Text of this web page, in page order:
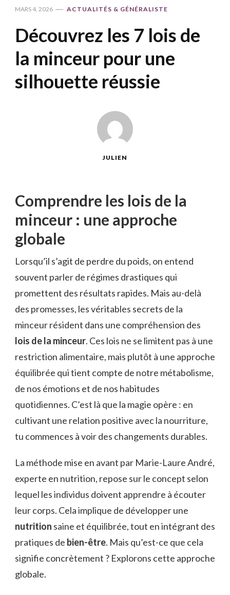
MARS 4, 2026 ACTUALITÉS & GÉNÉRALISTE
Découvrez les 7 lois de
la minceur pour une
silhouette réussie
JULIEN
Comprendre les lois de la
minceur : une approche
globale
Lorsqu’il s’agit de perdre du poids, on entend
souvent parler de régimes drastiques qui
promettent des résultats rapides. Mais au-delà
des promesses, les véritables secrets de la
minceur résident dans une compréhension des
lois de la minceur. Ces lois ne se limitent pas à une
restriction alimentaire, mais plutôt à une approche
équilibrée qui tient compte de notre métabolisme,
de nos émotions et de nos habitudes
quotidiennes. C’est là que la magie opère : en
cultivant une relation positive avec la nourriture,
tu commences à voir des changements durables.
La méthode mise en avant par Marie-Laure André,
experte en nutrition, repose sur le concept selon
lequel les individus doivent apprendre à écouter
leur corps. Cela implique de développer une
nutrition saine et équilibrée, tout en intégrant des
pratiques de bien-être. Mais qu’est-ce que cela
signifie concrètement ? Explorons cette approche
globale.